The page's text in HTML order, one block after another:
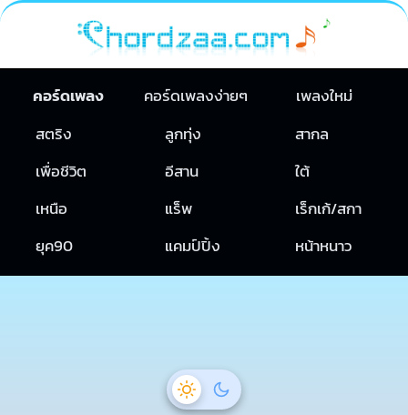
คอร์ดเพลง คอร์ดเพลงง่ายๆ
เพลงใหม่
สตริง
ลูกทุ่ง
สากล
เพื่อชีวิต
อีสาน
ใต้
เหนือ
แร็พ
เร็กเก้/สกา
ยุค90
แคมป์ปิ้ง หน้าหนาว